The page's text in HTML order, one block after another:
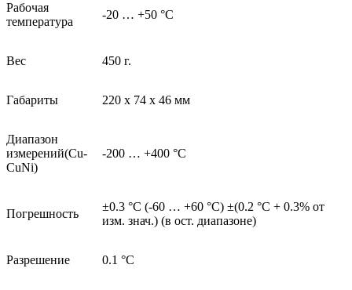
Рабочая
температура
-20 … +50 °C
Вес 450 г.
Габариты 220 x 74 x 46 мм
Диапазон
измерений(Cu-
CuNi)
-200 … +400 °C
Погрешность
±0.3 °C (-60 … +60 °C) ±(0.2 °C + 0.3% от
изм. знач.) (в ост. диапазоне)
Разрешение 0.1 °C